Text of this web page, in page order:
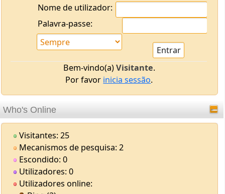
Nome de utilizador:
Palavra-passe:
Bem-vindo(a)Visitante.
Por favorinicia sessão.
Who's Online
Mecanismos de pesquisa: 2
Escondido: 0
Utilizadores: 0
Utilizadores online:
Bing (2)